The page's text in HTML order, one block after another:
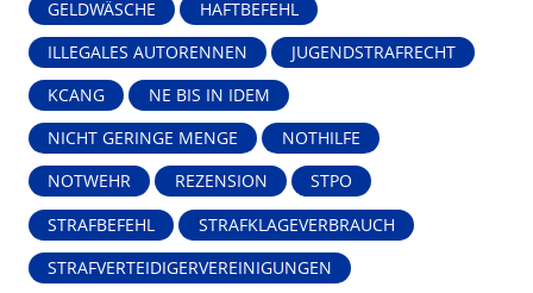
GELDWÄSCHE HAFTBEFEHL
ILLEGALES AUTORENNEN JUGENDSTRAFRECHT
KCANG NE BIS IN IDEM
NICHT GERINGE MENGE NOTHILFE
NOTWEHR REZENSION STPO
STRAFBEFEHL STRAFKLAGEVERBRAUCH
STRAFVERTEIDIGERVEREINIGUNGEN